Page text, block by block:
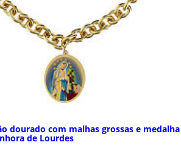
dourado com malhas grossas e medalha
de Lourdes